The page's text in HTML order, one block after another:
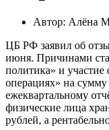
Автор:
ЦБ РФ заявил об
июня. Причинами
политика» и
операциях» на
ежеквартальному
физические лица
рублей, а